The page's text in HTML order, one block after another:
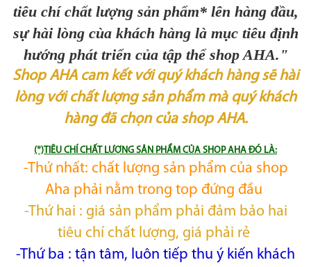
tiêu chí chất lượng sản phẩm* lên hàng đầu,
sự hài lòng cùa khách hàng là mục tiêu định
hướng phát triển của tập thể shop AHA."
Shop AHA cam kết với quý khách hàng sẽ hài
lòng với chất lượng sản phẩm mà quý khách
hàng đã chọn của shop AHA.
(*)TIÊU CHÍ CHẤT LƯỢNG SẢN PHẨM CỦA SHOP AHA ĐÓ LÀ:
-Thứ nhất: chất lượng sản phẩm của shop
Aha phải nằm trong top đứng đầu
-Thứ hai : giá sản phẩm phải đảm bảo hai
tiêu chí chất lượng, giá phải rẻ
-Thứ ba : tận tâm, luôn tiếp thu ý kiến khách